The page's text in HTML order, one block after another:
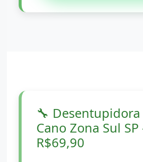
🔧 Desentupidora
Cano Zona Sul SP
R$69,90